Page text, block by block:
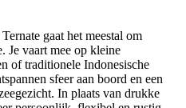
gaat het meestal om
Je vaart mee op kleine
of traditionele Indonesische
sfeer aan boord en een
In plaats van drukke